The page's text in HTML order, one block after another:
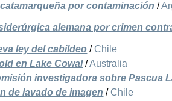
por contaminación /
alemana por crimen
ley del cabildeo / Chile
en Lake Cowal/Australia
investigadora sobre Pascua
de lavado de imagen / Chile